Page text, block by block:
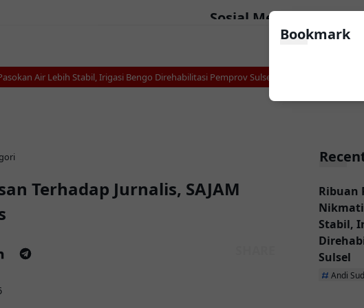
Sosial Media
Air Lebih Stabil, Irigasi Bengo Direhabilitasi Pemprov Sulsel Makarena Wali
Terhadap Jurnalis, SAJAM
Ribuan
Stabil,
Sulsel
Andi
Bookmark